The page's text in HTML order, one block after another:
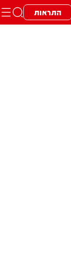
התראות